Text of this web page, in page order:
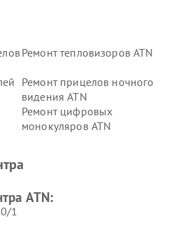
Ремонт тепловизоров ATN
Ремонт прицелов ночного
видения ATN
Ремонт цифровых
монокуляров ATN
ATN:
1